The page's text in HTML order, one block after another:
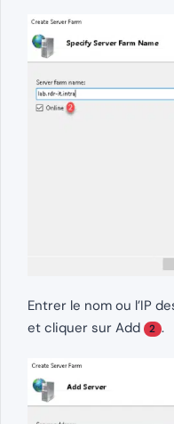
Entrer le nom ou l’IP
et cliquer sur Add 2 .